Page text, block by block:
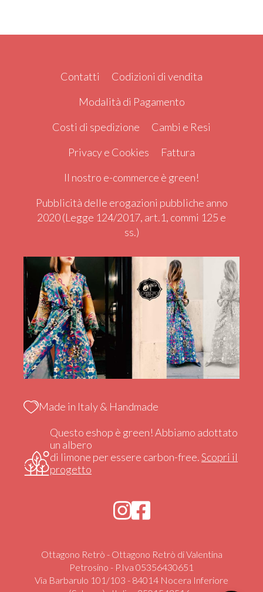
Contatti
Codizioni di vendita
Modalità di Pagamento
Costi di spedizione
Cambi e Resi
Privacy e Cookies
Fattura
Il nostro e-commerce è green!
Pubblicità delle erogazioni pubbliche anno
2020 (Legge 124/2017, art.1, commi 125 e
ss.)
Made in Italy & Handmade
Questo eshop è green! Abbiamo adottato
un albero
di limone per essere carbon-free.Scopri il
progetto
Ottagono Retrò - Ottagono Retrò di Valentina
Petrosino - P.Iva 05356430651
Via Barbarulo 101/103 - 84014 Nocera Inferiore